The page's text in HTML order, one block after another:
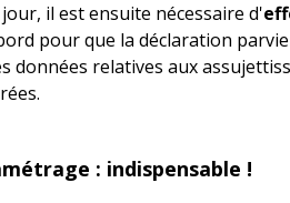
il est ensuite nécessaire d'
pour que la déclaration
données relatives aux
: indispensable !